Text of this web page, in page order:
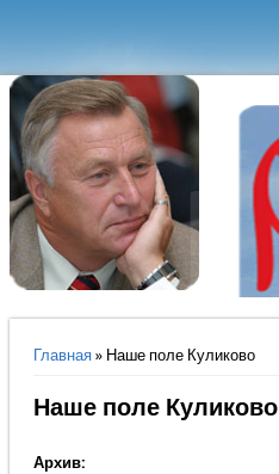
Вы здесь
Главная» Наше поле Куликово
Наше поле Куликово
Архив: